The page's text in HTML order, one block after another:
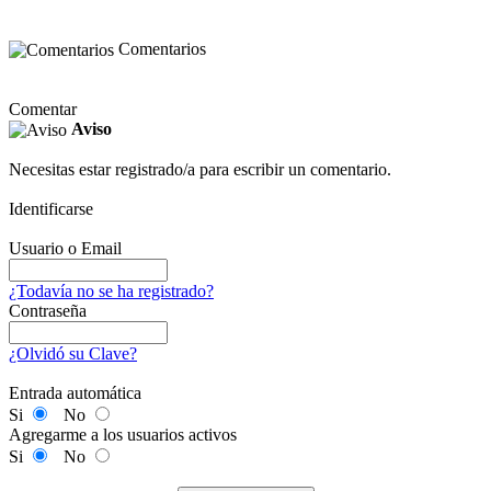
Comentarios
Comentar
Aviso
Necesitas estar registrado/a para escribir un comentario.
Identificarse
Usuario o Email
¿Todavía no se ha registrado?
Contraseña
¿Olvidó su Clave?
Entrada automática
Si
No
Agregarme a los usuarios activos
Si
No